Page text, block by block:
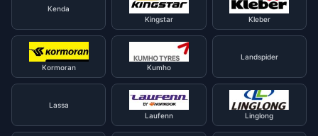
Kenda
Kingstar
Kleber
Kormoran Kumho
Landspider
Lassa
Laufenn
Linglong